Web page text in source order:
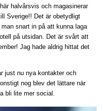
halvårsvis och magasinerar
Sverige!! Det är obetydligt
snart in på att kunna laga
på utsidan. Det är svårt att
Jag hade aldrig hittat det
just nu nya kontakter och
nog blev det lättare när
bli lite mer social.